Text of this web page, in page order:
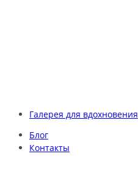
Галерея для вдохновения
Блог
Контакты